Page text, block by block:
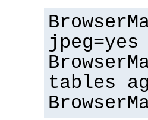
jpeg=yes
tables